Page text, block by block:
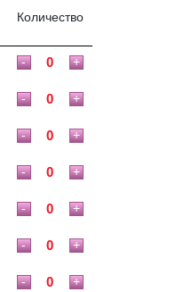
Количество
+
-
+
-
+
-
+
-
+
-
+
-
+
-